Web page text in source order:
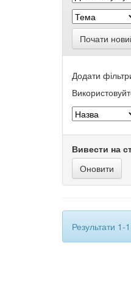
Почати
Додати
Вивести на
Результати 1-